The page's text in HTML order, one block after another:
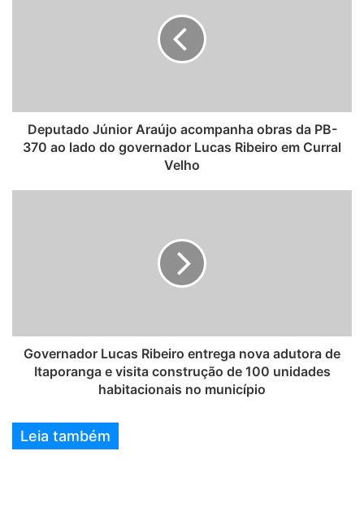
Deputado Júnior Araújo acompanha obras da PB-
370 ao lado do governador Lucas Ribeiro em Curral
Velho
Governador Lucas Ribeiro entrega nova adutora de
Itaporanga e visita construção de 100 unidades
habitacionais no município
Leia também